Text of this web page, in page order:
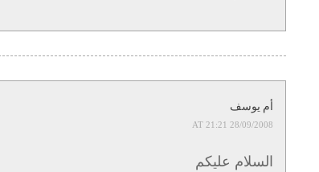
أم يوسف
28/09/2008 AT 21:21
السلام عليكم